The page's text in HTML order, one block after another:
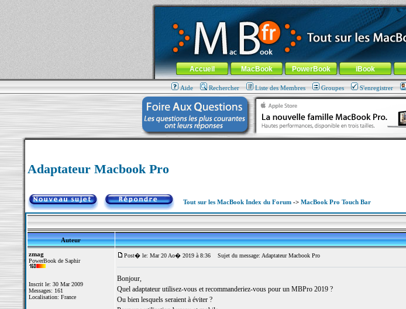
MacBook-fr.com : 100% Apple... 100% nomade !
Aller au contenu-Aller au menu général-Aller au menu de la rubrique
Menu général
Accueil MacBook PowerBook iBook
Aide Rechercher Liste des Membres Groupes S'enregistrer
Adaptateur Macbook Pro
Tout sur les MacBook Index du Forum-> MacBook Pro Touch Bar
Auteur
zmag
PowerBook de Saphir
Inscrit le: 30 Mar 2009
Messages: 161
Localisation: France
Post� le: Mar 20 Ao� 2019 à 8:36 Sujet du message: Adaptateur Macbook Pro
Bonjour,
Quel adaptateur utilisez-vous et recommanderiez-vous pour un MBPro 2019 ?
Ou bien lesquels seraient à éviter ?